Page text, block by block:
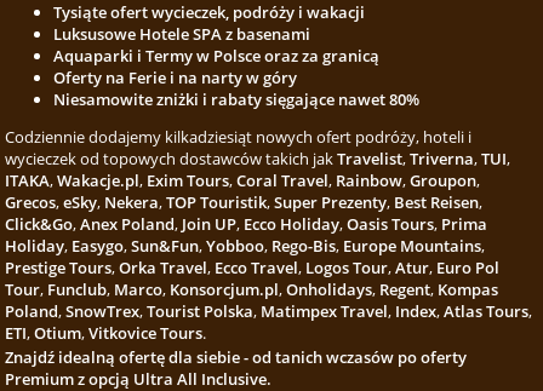
Tysiąte ofert wycieczek, podróży i wakacji
Luksusowe Hotele SPA z basenami
Aquaparki i Termy w Polsce oraz za granicą
Oferty na Ferie i na narty w góry
Niesamowite zniżki i rabaty sięgające nawet 80%
Codziennie dodajemy kilkadziesiąt nowych ofert podróży, hoteli i
wycieczek od topowych dostawców takich jakTravelist,Triverna,TUI,
ITAKA,Wakacje.pl, Exim Tours,Coral Travel, Rainbow,Groupon,
Grecos,eSky, Nekera,TOP Touristik,Super Prezenty, Best Reisen,
Click&Go,Anex Poland, Join UP, Ecco Holiday,Oasis Tours, Prima
Holiday, Easygo,Sun&Fun,Yobboo, Rego-Bis, Europe Mountains,
Prestige Tours,Orka Travel, Ecco Travel, Logos Tour,Atur, Euro Pol
Tour, Funclub, Marco, Konsorcjum.pl,Onholidays, Regent, Kompas
Poland,SnowTrex,Tourist Polska, Matimpex Travel, Index,Atlas Tours,
ETI,Otium,Vitkovice Tours.
Znajdź idealną ofertę dla siebie - od tanich wczasów po oferty
Premium z opcją Ultra All Inclusive.